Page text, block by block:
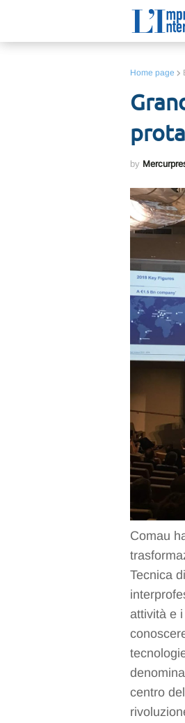
Home page
by
Comau
Tecnica
attività e
centro